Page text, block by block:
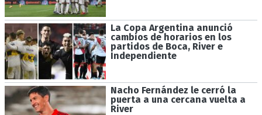
La Copa Argentina anunció
cambios de horarios en los
partidos de Boca, River e
Independiente
Nacho Fernández le cerró la
puerta a una cercana vuelta a
River